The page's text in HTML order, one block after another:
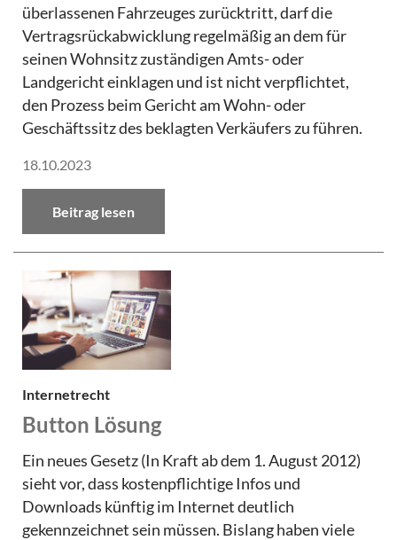
überlassenen Fahrzeuges zurücktritt, darf die
Vertragsrückabwicklung regelmäßig an dem für
seinen Wohnsitz zuständigen Amts- oder
Landgericht einklagen und ist nicht verpflichtet,
den Prozess beim Gericht am Wohn- oder
Geschäftssitz des beklagten Verkäufers zu führen.
18.10.2023
Beitrag lesen
Internetrecht
Button Lösung
Ein neues Gesetz (In Kraft ab dem 1. August 2012)
sieht vor, dass kostenpflichtige Infos und
Downloads künftig im Internet deutlich
gekennzeichnet sein müssen. Bislang haben viele